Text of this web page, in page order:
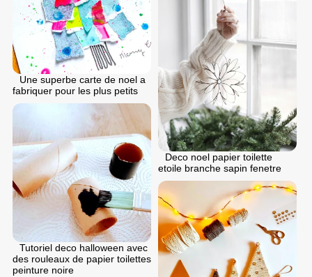
Une superbe carte de noel a
fabriquer pour les plus petits
Deco noel papier toilette
etoile branche sapin fenetre
Tutoriel deco halloween avec
des rouleaux de papier toilettes
peinture noire